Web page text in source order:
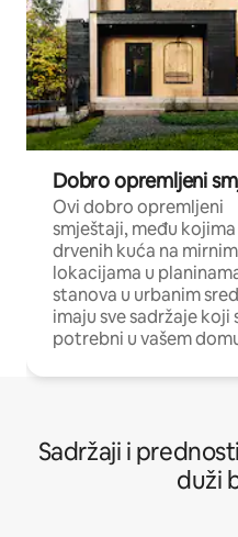
Dobro opremljeni
Ovi dobro opremljeni
smještaji, među
drvenih kuća na mirnim
lokacijama u
stanova u urbanim
imaju sve sadržaje koji
potrebni u vašem
Sadržaji i
duži